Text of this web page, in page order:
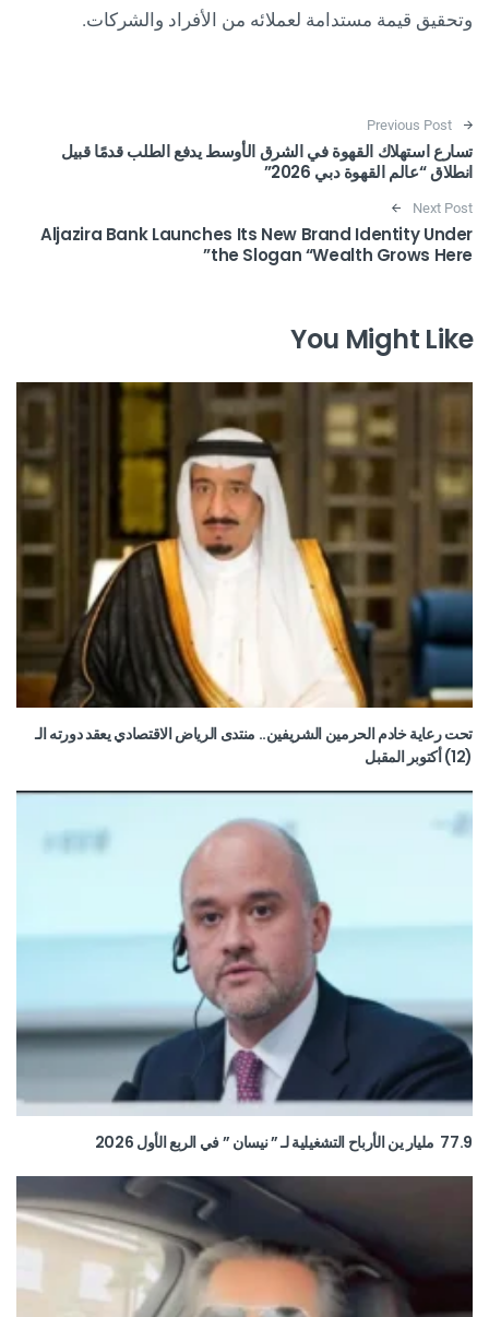
وتحقيق قيمة مستدامة لعملائه من الأفراد والشركات.
Post navigation
Previous Post
تسارع استهلاك القهوة في الشرق الأوسط يدفع الطلب قدمًا قبيل
انطلاق “عالم القهوة دبي 2026”
Next Post
Aljazira Bank Launches Its New Brand Identity Under
the Slogan “Wealth Grows Here”
You Might Like
تحت رعاية خادم الحرمين الشريفين.. منتدى الرياض الاقتصادي يعقد دورته الـ
(12) أكتوبر المقبل
77.9 مليار ين الأرباح التشغيلية لـ ” نيسان ” في الربع الأول 2026